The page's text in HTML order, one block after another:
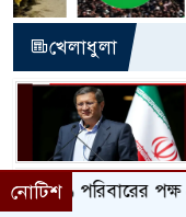
খেলাধুলা
নোটিশ
থেকে আপনাকে